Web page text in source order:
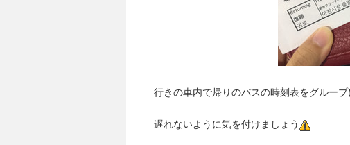
行きの車内で帰りのバスの時刻表をグループ
遅れないように気を付けましょう